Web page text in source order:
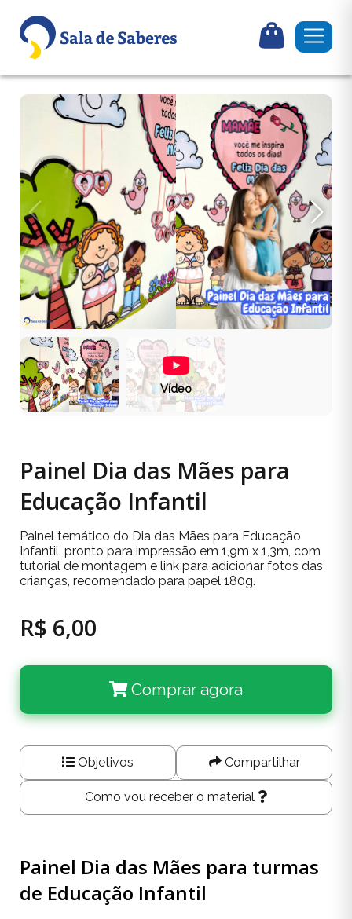
Vídeo
Painel Dia das Mães para
Educação Infantil
Painel temático do Dia das Mães para Educação
Infantil, pronto para impressão em 1,9m x 1,3m, com
tutorial de montagem e link para adicionar fotos das
crianças, recomendado para papel 180g.
R$ 6,00
Comprar agora
Objetivos Compartilhar
Como vou receber o material
Painel Dia das Mães para turmas
de Educação Infantil